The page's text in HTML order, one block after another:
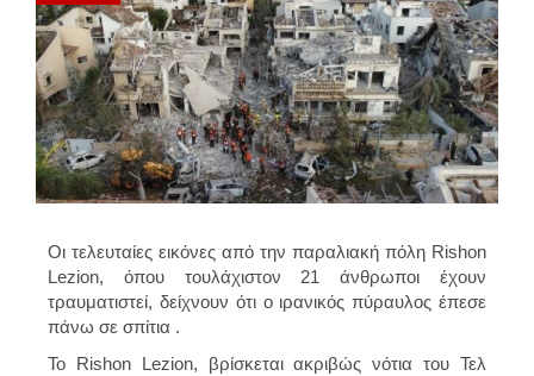
Οι τελευταίες εικόνες από την παραλιακή πόλη Rishon
Lezion, όπου τουλάχιστον 21 άνθρωποι έχουν
τραυματιστεί, δείχνουν ότι ο ιρανικός πύραυλος έπεσε
πάνω σε σπίτια .
Το Rishon Lezion, βρίσκεται ακριβώς νότια του Τελ